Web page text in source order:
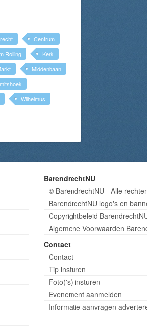
Centrum
Rolling
Kerk
Middenbaan
Wilhelmus
BarendrechtNU
© BarendrechtNU - Alle
BarendrechtNU logo's en
Copyrightbeleid
Algemene Voorwaarden
Contact
Contact
Tip insturen
Foto('s) insturen
Evenement aanmelden
Informatie aanvragen